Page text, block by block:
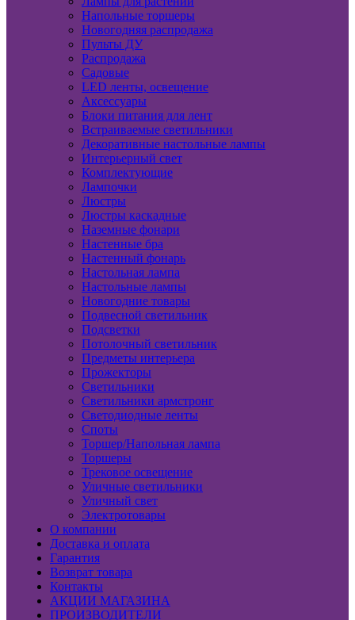
Напольные торшеры
Новогодняя распродажа
Пульты ДУ
Распродажа
Садовые
LED ленты, освещение
Аксессуары
Блоки питания для лент
Встраиваемые светильники
Декоративные настольные лампы
Интерьерный свет
Комплектующие
Лампочки
Люстры
Люстры каскадные
Наземные фонари
Настенные бра
Настенный фонарь
Настольная лампа
Настольные лампы
Новогодние товары
Подвесной светильник
Подсветки
Потолочный светильник
Предметы интерьера
Прожекторы
Светильники
Светильники армстронг
Светодиодные ленты
Споты
Торшер/Напольная лампа
Торшеры
Трековое освещение
Уличные светильники
Уличный свет
Электротовары
О компании
Доставка и оплата
Гарантия
Возврат товара
Контакты
АКЦИИ МАГАЗИНА
ПРОИЗВОДИТЕЛИ